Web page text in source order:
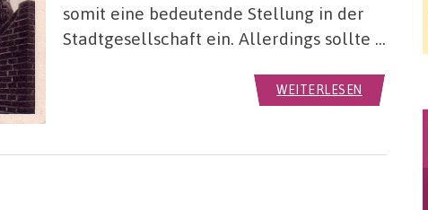
somit eine bedeutende Stellung in der
Stadtgesellschaft ein. Allerdings sollte …
WEITERLESEN